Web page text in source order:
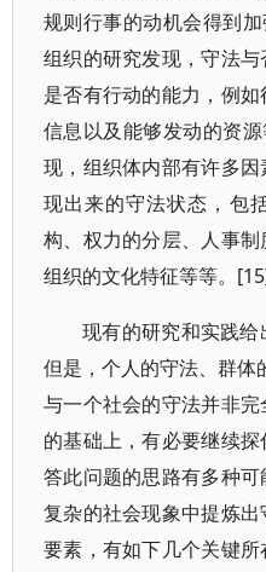
规则行事的动机会得到
组织的研究发现，守法
是否有行动的能力，例
信息以及能够发动的资
现，组织体内部有许多
现出来的守法状态，包
构、权力的分层、人事
组织的文化特征等等。
现有的研究和实践给
但是，个人的守法、群体
与一个社会的守法并非
的基础上，有必要继续
答此问题的思路有多种
复杂的社会现象中提炼
要素，有如下几个关键